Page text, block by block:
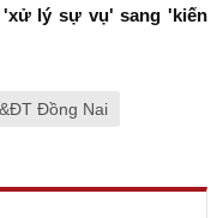
lý sự vụ' sang 'kiến
Đồng Nai